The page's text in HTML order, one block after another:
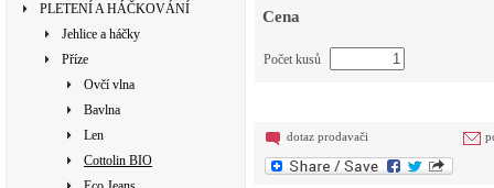
PLETENÍ A HÁČKOVÁNÍ
Jehlice a háčky
Příze
Ovčí vlna
Bavlna
Len
Cottolin BIO
Cena
Počet kusů
dotaz prodavači